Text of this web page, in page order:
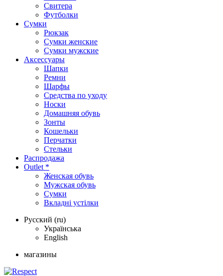
Свитера
Футболки
Сумки
Рюкзак
Сумки женские
Сумки мужские
Аксеcсуары
Шапки
Ремни
Шарфы
Средства по уходу
Носки
Домашняя обувь
Зонты
Кошельки
Перчатки
Стельки
Распродажа
Outlet *
Женская обувь
Мужская обувь
Сумки
Вкладні устілки
Русский (ru)
Українська
English
магазины